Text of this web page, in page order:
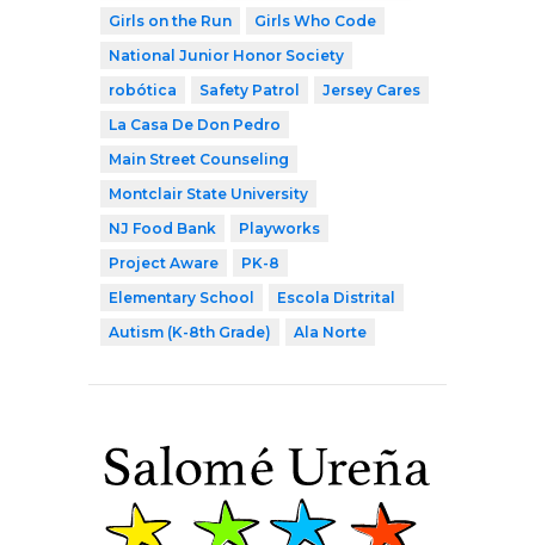
Girls on the Run
Girls Who Code
National Junior Honor Society
robótica
Safety Patrol
Jersey Cares
La Casa De Don Pedro
Main Street Counseling
Montclair State University
NJ Food Bank
Playworks
Project Aware
PK-8
Elementary School
Escola Distrital
Autism (K-8th Grade)
Ala Norte